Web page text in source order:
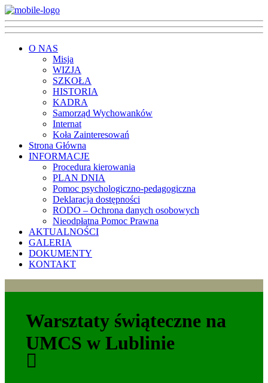
O NAS
Misja
WIZJA
SZKOŁA
HISTORIA
KADRA
Samorząd Wychowanków
Internat
Koła Zainteresowań
Strona Główna
INFORMACJE
Procedura kierowania
PLAN DNIA
Pomoc psychologiczno-pedagogiczna
Deklaracja dostępności
RODO – Ochrona danych osobowych
Nieodpłatna Pomoc Prawna
AKTUALNOŚCI
GALERIA
DOKUMENTY
KONTAKT
Warsztaty świąteczne na
UMCS w Lublinie